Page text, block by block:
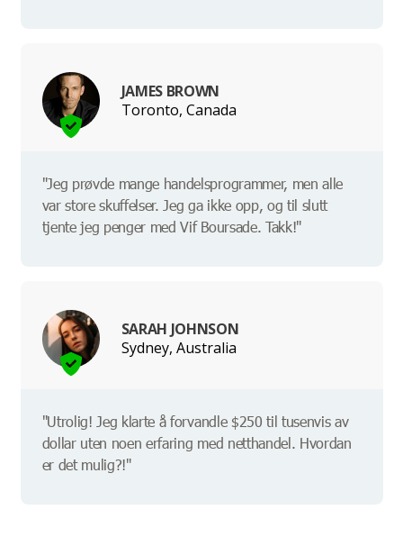
JAMES BROWN
Toronto, Canada
"Jeg prøvde mange handelsprogrammer, men alle
var store skuffelser. Jeg ga ikke opp, og til slutt
tjente jeg penger med Vif Boursade. Takk!"
SARAH JOHNSON
Sydney, Australia
"Utrolig! Jeg klarte å forvandle $250 til tusenvis av
dollar uten noen erfaring med netthandel. Hvordan
er det mulig?!"